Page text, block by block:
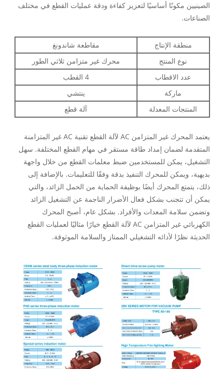
الصينيين مكونًا أساسيًا لتعزيز كفاءة ودقة عمليات القطع في مختلف
الصناعات.
منطقة الإنتاج
مقاطعة شاندونغ
نوع المنتج
محرك غير متزامن ثلاثي الطور
عدد الاقطاب
4 القطب
ماركة
ينتشي
المنتجات المعدلة
آلة قطع
يعتمد المحرك غير المتزامن AC لآلة القطع تقنية AC غير المتزامنة
المتقدمة لضمان إمداد طاقة مستقر في مهام القطع المختلفة. سهل
التشغيل، يمكن للمستخدمين ضبط معلمات القطع من خلال واجهة
بديهية، ويمكن للمحرك التنفيذ بدقة وفقًا للتعليمات. بالإضافة إلى
ذلك، يتمتع المحرك أيضًا بوظيفة الحماية من الحمل الزائد، والتي
يمكن أن تتجنب بشكل فعال الأضرار الناجمة عن التشغيل الزائد
وتضمن سلامة المعدات والأفراد. بشكل عام، أصبح المحرك
الكهربائي غير المتزامن AC لآلة القطع خيارًا مثاليًا لعمليات القطع
الحديثة نظرًا لأدائه التشغيلي الممتاز والسلامة الموثوقة.